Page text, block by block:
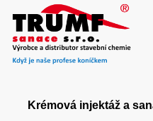
Krémová injektáž a